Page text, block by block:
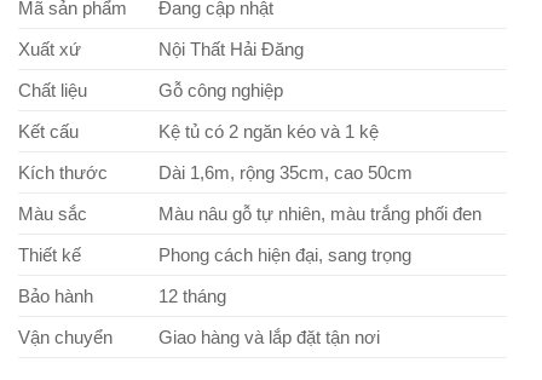
Mã sản phẩm
Đang cập nhật
Xuất xứ
Nội Thất Hải Đăng
Chất liệu
Gỗ công nghiệp
Kết cấu
Kệ tủ có 2 ngăn kéo và 1 kệ
Kích thước
Dài 1,6m, rộng 35cm, cao 50cm
Màu sắc
Màu nâu gỗ tự nhiên, màu trắng phối đen
Thiết kế
Phong cách hiện đại, sang trọng
Bảo hành
12 tháng
Vận chuyển
Giao hàng và lắp đặt tận nơi